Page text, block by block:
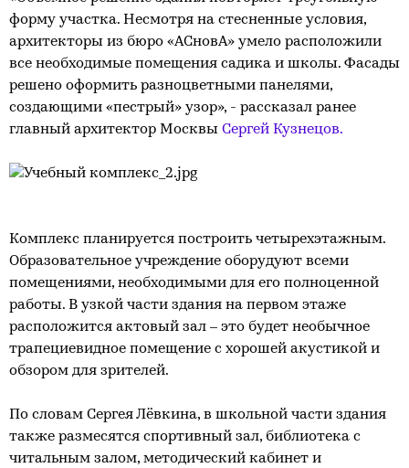
форму участка. Несмотря на стесненные условия,
архитекторы из бюро «АСновА» умело расположили
все необходимые помещения садика и школы. Фасады
решено оформить разноцветными панелями,
создающими «пестрый» узор», - рассказал ранее
главный архитектор Москвы Сергей Кузнецов.
Комплекс планируется построить четырехэтажным.
Образовательное учреждение оборудуют всеми
помещениями, необходимыми для его полноценной
работы. В узкой части здания на первом этаже
расположится актовый зал – это будет необычное
трапециевидное помещение с хорошей акустикой и
обзором для зрителей.
По словам Сергея Лёвкина, в школьной части здания
также размесятся спортивный зал, библиотека с
читальным залом, методический кабинет и